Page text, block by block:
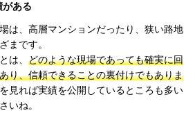
がある
は、高層マンションだったり、狭い路地
まです。
は、どのような現場であっても確実に回
り、信頼できることの裏付けでもありま
見れば実績を公開しているところも多い
いね。